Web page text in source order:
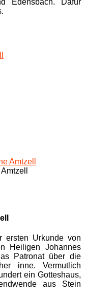
Edensbach. Dafür
ersten Urkunde von
Heiligen Johannes
Patronat über die
inne. Vermutlich
ein Gotteshaus,
aus Stein